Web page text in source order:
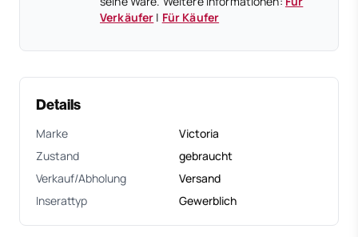
Verkäufer | Für Käufer
Details
Marke
Victoria
Zustand
gebraucht
Verkauf/Abholung
Versand
Inserattyp
Gewerblich